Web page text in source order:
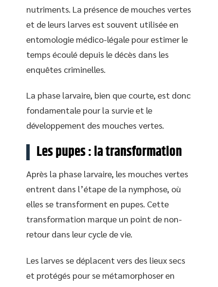
nutriments. La présence de mouches vertes
et de leurs larves est souvent utilisée en
entomologie médico-légale pour estimer le
temps écoulé depuis le décès dans les
enquêtes criminelles.
La phase larvaire, bien que courte, est donc
fondamentale pour la survie et le
développement des mouches vertes.
Les pupes : la transformation
Après la phase larvaire, les mouches vertes
entrent dans l’étape de la nymphose, où
elles se transforment en pupes. Cette
transformation marque un point de non-
retour dans leur cycle de vie.
Les larves se déplacent vers des lieux secs
et protégés pour se métamorphoser en